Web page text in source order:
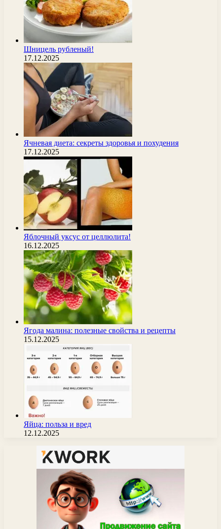
Шницель рубленый!
17.12.2025
Ячневая диета: секреты здоровья и похудения
17.12.2025
Яблочный уксус от целлюлита!
16.12.2025
Ягода малина: полезные свойства и рецепты
15.12.2025
Яйца: польза и вред
12.12.2025